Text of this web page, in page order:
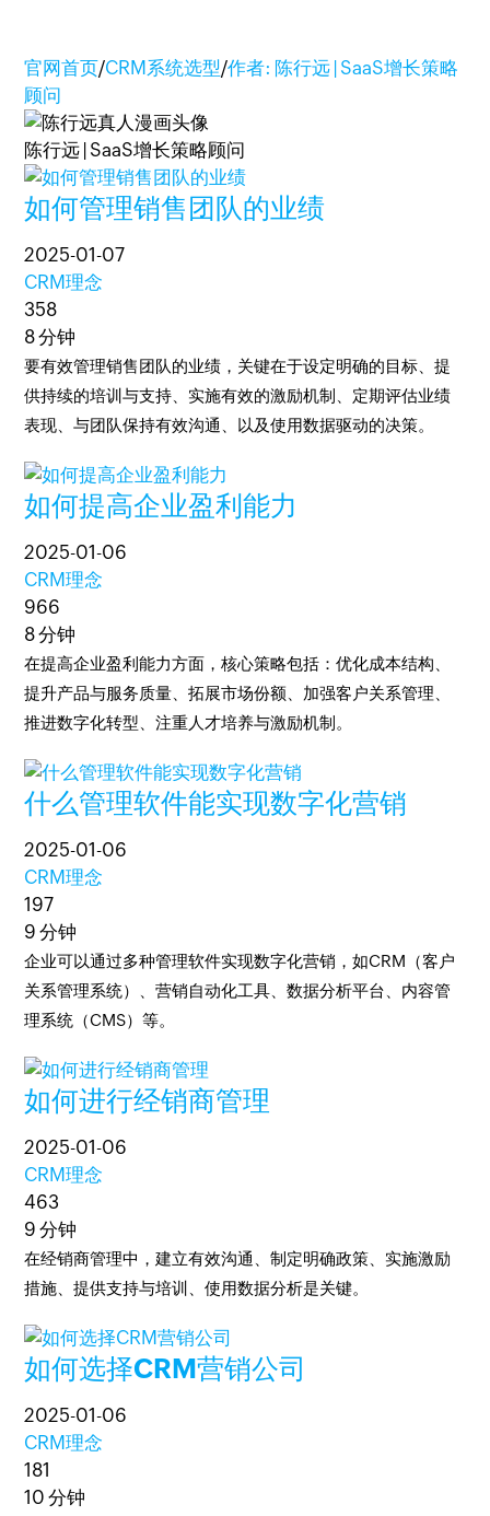
官网首页/CRM系统选型/作者: 陈行远 | SaaS增长策略
顾问
陈行远 | SaaS增长策略顾问
如何管理销售团队的业绩
2025-01-07
CRM理念
358
8 分钟
要有效管理销售团队的业绩，关键在于设定明确的目标、提
供持续的培训与支持、实施有效的激励机制、定期评估业绩
表现、与团队保持有效沟通、以及使用数据驱动的决策。
如何提高企业盈利能力
2025-01-06
CRM理念
966
8 分钟
在提高企业盈利能力方面，核心策略包括：优化成本结构、
提升产品与服务质量、拓展市场份额、加强客户关系管理、
推进数字化转型、注重人才培养与激励机制。
什么管理软件能实现数字化营销
2025-01-06
CRM理念
197
9 分钟
企业可以通过多种管理软件实现数字化营销，如CRM（客户
关系管理系统）、营销自动化工具、数据分析平台、内容管
理系统（CMS）等。
如何进行经销商管理
2025-01-06
CRM理念
463
9 分钟
在经销商管理中，建立有效沟通、制定明确政策、实施激励
措施、提供支持与培训、使用数据分析是关键。
如何选择CRM营销公司
2025-01-06
CRM理念
181
10 分钟